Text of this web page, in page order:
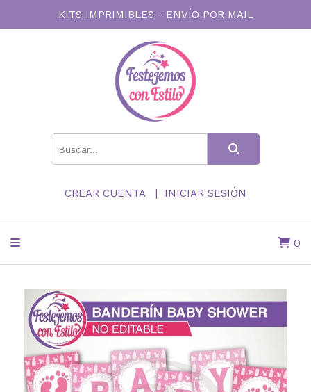
KITS IMPRIMIBLES - ENVÍO POR MAIL
CREAR CUENTA INICIAR SESIÓN
0